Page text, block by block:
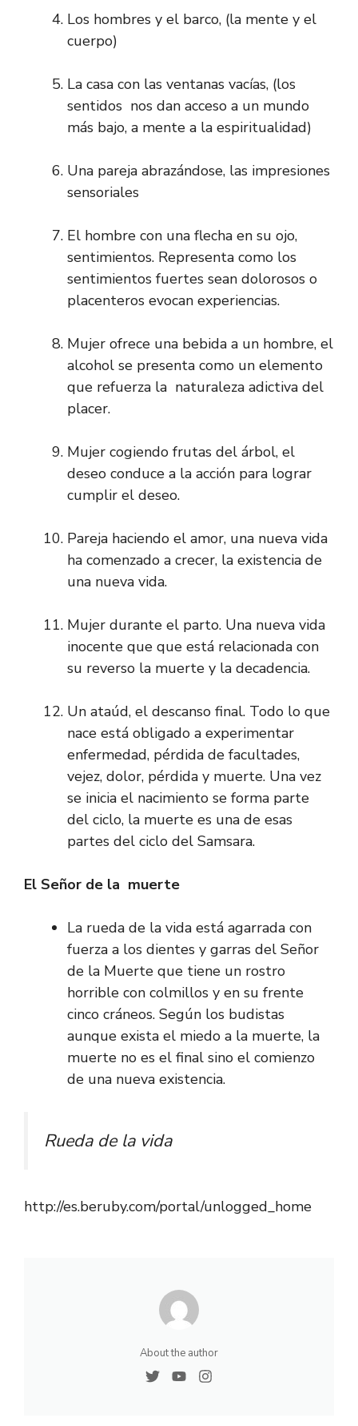
Los hombres y el barco, (la mente y el
cuerpo)
La casa con las ventanas vacías, (los
sentidos nos dan acceso a un mundo
más bajo, a mente a la espiritualidad)
Una pareja abrazándose, las impresiones
sensoriales
El hombre con una flecha en su ojo,
sentimientos. Representa como los
sentimientos fuertes sean dolorosos o
placenteros evocan experiencias.
Mujer ofrece una bebida a un hombre, el
alcohol se presenta como un elemento
que refuerza la naturaleza adictiva del
placer.
Mujer cogiendo frutas del árbol, el
deseo conduce a la acción para lograr
cumplir el deseo.
Pareja haciendo el amor, una nueva vida
ha comenzado a crecer, la existencia de
una nueva vida.
Mujer durante el parto. Una nueva vida
inocente que que está relacionada con
su reverso la muerte y la decadencia.
Un ataúd, el descanso final. Todo lo que
nace está obligado a experimentar
enfermedad, pérdida de facultades,
vejez, dolor, pérdida y muerte. Una vez
se inicia el nacimiento se forma parte
del ciclo, la muerte es una de esas
partes del ciclo del Samsara.
El Señor de la muerte
La rueda de la vida está agarrada con
fuerza a los dientes y garras del Señor
de la Muerte que tiene un rostro
horrible con colmillos y en su frente
cinco cráneos. Según los budistas
aunque exista el miedo a la muerte, la
muerte no es el final sino el comienzo
de una nueva existencia.
Rueda de la vida
http://es.beruby.com/portal/unlogged_home
About the author